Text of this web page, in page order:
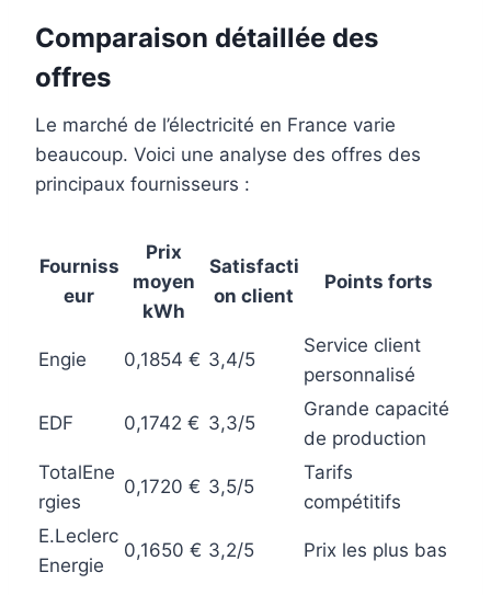
Comparaison détaillée des
offres
Le marché de l’électricité en France varie
beaucoup. Voici une analyse des offres des
principaux fournisseurs :
Fourniss
eur
Prix
moyen
kWh
Satisfacti
on client
Points forts
Engie 0,1854 € 3,4/5
Service client
personnalisé
EDF 0,1742 € 3,3/5
Grande capacité
de production
TotalEne
rgies
0,1720 € 3,5/5
Tarifs
compétitifs
E.Leclerc
Energie
0,1650 € 3,2/5 Prix les plus bas